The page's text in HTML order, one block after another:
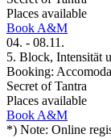
Places available
Book A&M
04. - 08.11.
5. Block, Intensität
Booking:
Secret of Tantra
Places available
Book A&M
*) Note: Online